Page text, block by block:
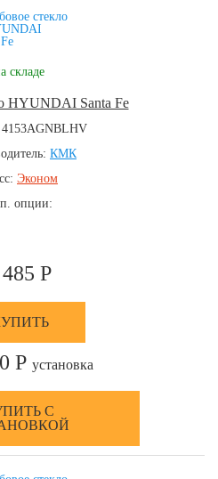
складе
HYUNDAI Santa Fe
4153AGNBLHV
КМК
Эконом
опции:
Р
Р установка
С